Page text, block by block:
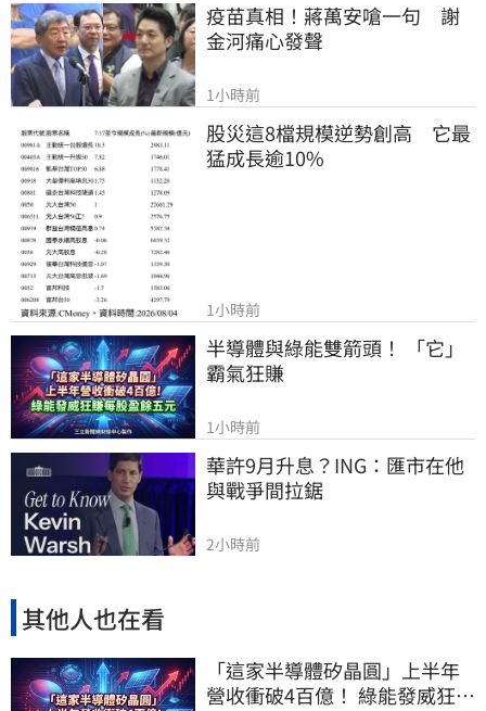
疫苗真相！蔣萬安嗆一句　謝
金河痛心發聲
1小時前
股災這8檔規模逆勢創高　它最
猛成長逾10%
1小時前
半導體與綠能雙箭頭！ 「它」
霸氣狂賺
1小時前
華許9月升息？ING：匯市在他
與戰爭間拉鋸
2小時前
其他人也在看
「這家半導體矽晶圓」上半年
營收衝破4百億！ 綠能發威狂賺